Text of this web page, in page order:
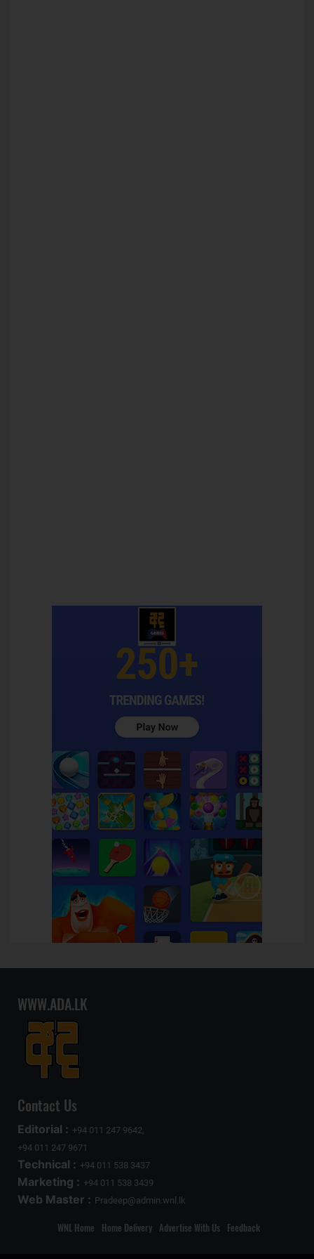
WWW.ADA.LK
Contact Us
Editorial : +94 011 247 9642,
+94 011 247 9671
Technical : +94 011 538 3437
Marketing : +94 011 538 3439
Web Master : Pradeep@admin.wnl.lk
WNL Home Home Delivery Advertise With Us Feedback